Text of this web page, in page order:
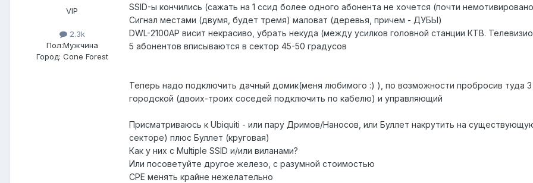
VIP
2.3k
Пол:Мужчина
Город: Cone Forest
SSID-ы кончились (сажать на 1 ссид более одного абонента не хочется (почти
Сигнал местами (двумя, будет тремя) маловат (деревья, причем - ДУБЫ)
DWL-2100AP висит некрасиво, убрать некуда (между усилков головной станции КТВ.
5 абонентов вписываются в сектор 45-50 градусов
Теперь надо подключить дачный домик(меня любимого :) ), по возможности пробросив туда
городской (двоих-троих соседей подключить по кабелю) и управляющий
Присматриваюсь к Ubiquiti - или пару Дримов/Наносов, или Буллет накрутить на
секторе) плюс Буллет (круговая)
Как у них с Multiple SSID и/или виланами?
Или посоветуйте другое железо, с разумной стоимостью
CPE менять крайне нежелательно